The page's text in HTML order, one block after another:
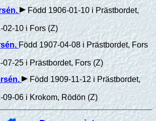
.
Född 1906-01-10 i Prästbordet,
02-10 i Fors (Z)
.Född 1907-04-08 i Prästbordet, Fors
07-25 i Prästbordet, Fors (Z)
.
Född 1909-11-12 i Prästbordet,
09-06 i Krokom, Rödön (Z)